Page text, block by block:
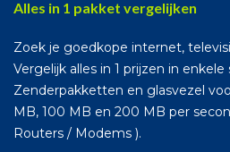
Alles in 1 pakket vergelijken
Zoek je goedkope internet,
Vergelijk alles in 1 prijzen in enkele
Zenderpakketten en glasvezel
MB, 100 MB en 200 MB per
Routers / Modems ).